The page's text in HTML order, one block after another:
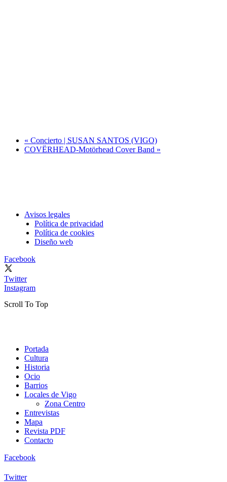
« Concierto | SUSAN SANTOS (VIGO)
COVËRHEAD-Motörhead Cover Band »
Avisos legales
Política de privacidad
Política de cookies
Diseño web
Facebook
Twitter
Instagram
Scroll To Top
Portada
Cultura
Historia
Ocio
Barrios
Locales de Vigo
Zona Centro
Entrevistas
Mapa
Revista PDF
Contacto
Facebook
Twitter